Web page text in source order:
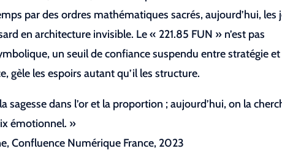
par des ordres mathématiques sacrés, aujourd’hui, les
en architecture invisible. Le « 221.85 FUN » n’est pas
un seuil de confiance suspendu entre stratégie et
gèle les espoirs autant qu’il les structure.
sagesse dans l’or et la proportion ; aujourd’hui, on la
émotionnel. »
Confluence Numérique France, 2023